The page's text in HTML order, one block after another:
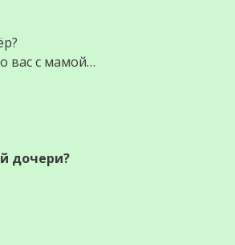
вас с мамой…
дочери?